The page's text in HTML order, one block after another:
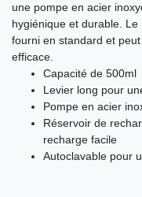
une pompe en acier
hygiénique et durable.
fourni en standard et
efficace.
Capacité de 500ml
Levier long pour
Pompe en acier
Réservoir de
recharge facile
Autoclavable pour